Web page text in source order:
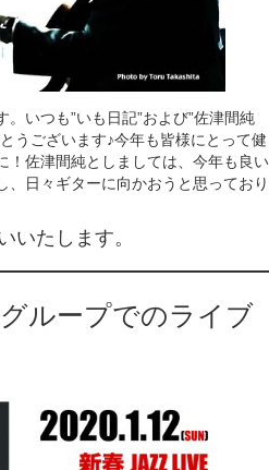
いつも”いも日記”および”佐津間純
うございます♪今年も皆様にとって健
！佐津間純としましては、今年も良い
、日々ギターに向かおうと思っており
いたします。
グループでのライブ